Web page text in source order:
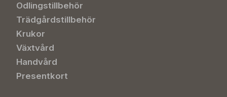
Odlingstillbehör
Trädgårdstillbehör
Krukor
Växtvård
Handvård
Presentkort